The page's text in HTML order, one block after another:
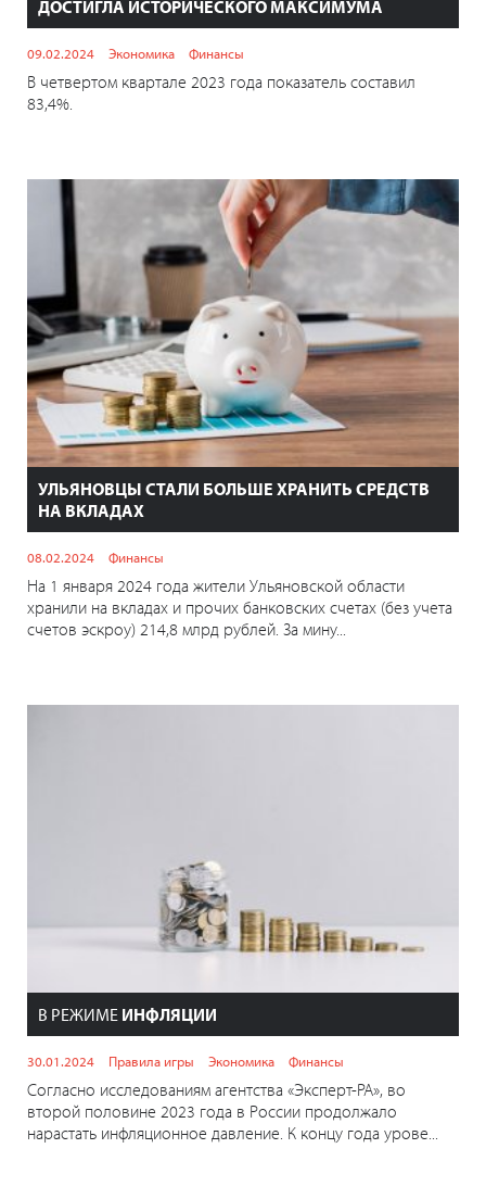
ДОСТИГЛА ИСТОРИЧЕСКОГО МАКСИМУМА
09.02.2024 Экономика Финансы
В четвертом квартале 2023 года показатель составил
83,4%.
УЛЬЯНОВЦЫ СТАЛИ БОЛЬШЕ ХРАНИТЬ СРЕДСТВ
НА ВКЛАДАХ
08.02.2024 Финансы
На 1 января 2024 года жители Ульяновской области
хранили на вкладах и прочих банковских счетах (без учета
счетов эскроу) 214,8 млрд рублей. За мину...
В РЕЖИМЕ ИНФЛЯЦИИ
30.01.2024 Правила игры Экономика Финансы
Согласно исследованиям агентства «Эксперт-РА», во
второй половине 2023 года в России продолжало
нарастать инфляционное давление. К концу года урове...